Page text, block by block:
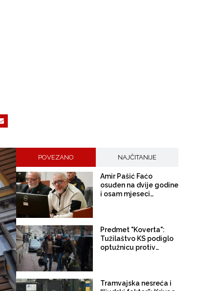
POVEZANO NAJČITANIJE
Amir Pašić Faćo
osuđen na dvije godine
i osam mjeseci
Predmet "Koverta":
Tužilaštvo KS podiglo
optužnicu protiv
Tramvajska nesreća i